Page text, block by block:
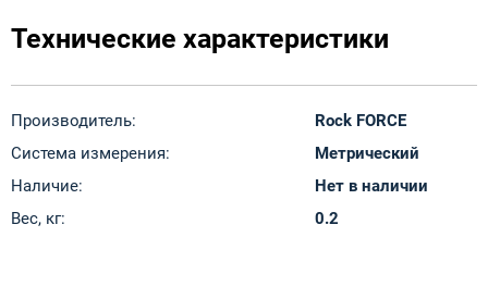
Технические характеристики
Производитель:
Rock FORCE
Система измерения:
Метрический
Наличие:
Нет в наличии
Вес, кг:
0.2